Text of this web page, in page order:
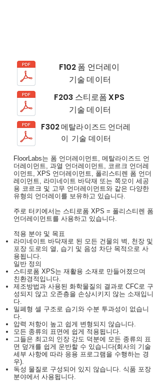
F102 폼 언더레이
기술 데이터
F203 스티로폼 XPS
기술 데이터
F302 메탈라이즈드 언더레
이 기술 데이터
FloorLabs는 폼 언더레이먼트, 메탈라이즈드 언
더레이먼트, 과열 언더레이먼트, 코르크 언더레
이먼트, XPS 언더레이먼트, 폴리스티렌 폼 언더
레이먼트, 라미네이트 바닥재 또는 쪽모이 세공
용 코르크 및 고무 언더레이먼트와 같은 다양한
유형의 언더레이를 보유하고 있습니다.
주로 터키에서는 스티로폼 XPS = 폴리스티렌 폼
언더레이먼트를 사용하고 있습니다.
적용 분야 및 목표
라미네이트 바닥재로 된 모든 건물의 벽, 천장 및
포장 도로의 열, 습기 및 음성 차단 목적으로 사
용됩니다.
일반 정의
스티로폼 XPS는 재활용 소재로 만들어졌으며
친환경적입니다.
제조방법과 사용된 화학물질의 결과로 CFC로 구
성되지 않고 오존층을 손상시키지 않는 소재입니
다.
밀폐형 셀 구조로 습기와 수분 투과성이 없습니
다.
압력 저항이 높고 쉽게 변형되지 않습니다.
모든 종류의 표면에 쉽게 적용됩니다.
그들은 최고의 인장 강도 덕분에 모든 종류의 표
면 덮개를 쉽게 운반할 수 있습니다(회사의 기술
세부 사항에 따라 응용 프로그램을 수행하는 경
우).
독성 물질로 구성되어 있지 않습니다. 식품 포장
분야에서 사용됩니다.